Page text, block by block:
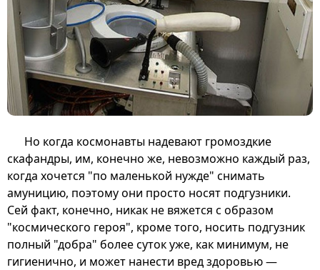
Но когда космонавты надевают громоздкие
скафандры, им, конечно же, невозможно каждый раз,
когда хочется "по маленькой нужде" снимать
амуницию, поэтому они просто носят подгузники.
Сей факт, конечно, никак не вяжется с образом
"космического героя", кроме того, носить подгузник
полный "добра" более суток уже, как минимум, не
гигиенично, и может нанести вред здоровью —